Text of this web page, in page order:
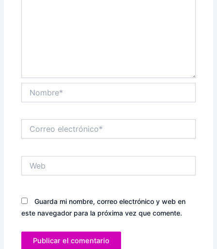
electrónico*
Guarda mi nombre, correo electrónico y web en
este navegador para la próxima vez que comente.